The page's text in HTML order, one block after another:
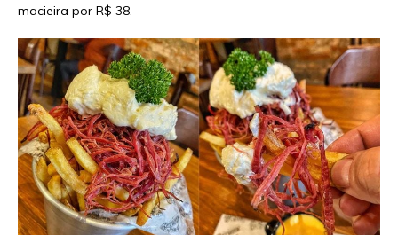
macieira por R$ 38.